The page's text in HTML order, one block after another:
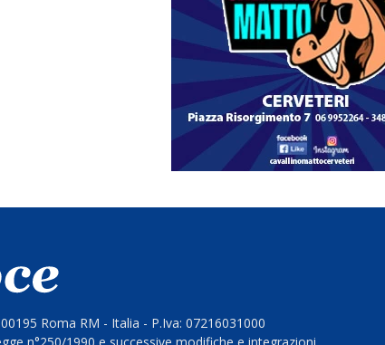
Roma RM - Italia - P.Iva: 07216031000